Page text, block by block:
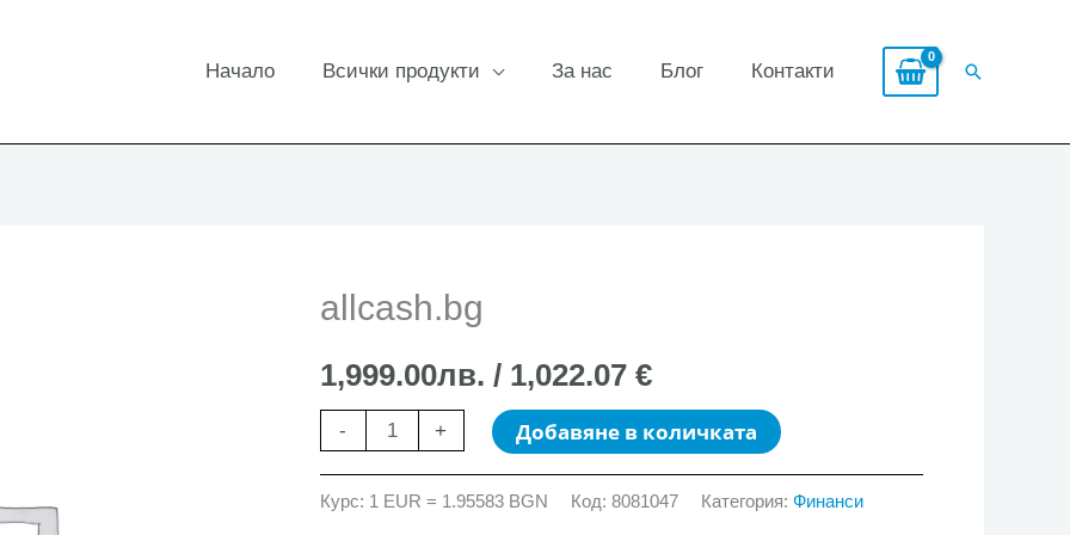
Начало Всички продукти За нас Блог Контакти Search
allcash.bg
1,999.00лв. / 1,022.07 €
-
количество
allcash.bg
+ Добавяне в количката
Курс: 1 EUR = 1.95583 BGN Код: 8081047 Категория: Финанси